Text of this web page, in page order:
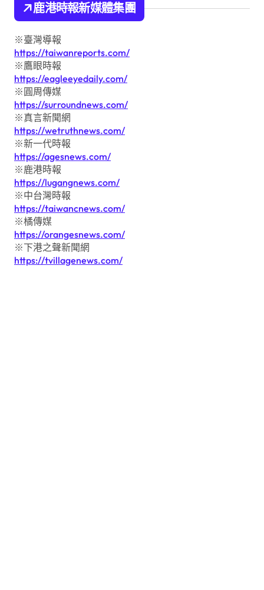
鹿港時報新媒體集團
※臺灣導報
https://taiwanreports.com/
※鷹眼時報
https://eagleeyedaily.com/
※圓周傳媒
https://surroundnews.com/
※真言新聞網
https://wetruthnews.com/
※新一代時報
https://agesnews.com/
※鹿港時報
https://lugangnews.com/
※中台灣時報
https://taiwancnews.com/
※橘傳媒
https://orangesnews.com/
※下港之聲新聞網
https://tvillagenews.com/